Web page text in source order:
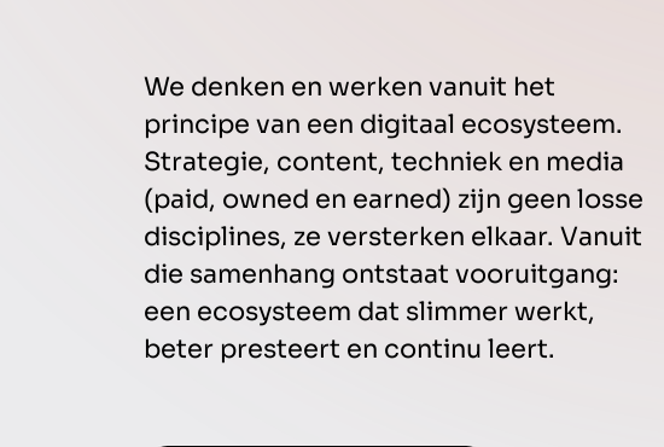
We denken en werken vanuit het
principe van een digitaal ecosysteem.
Strategie, content, techniek en media
(paid, owned en earned) zijn geen losse
disciplines, ze versterken elkaar. Vanuit
die samenhang ontstaat vooruitgang:
een ecosysteem dat slimmer werkt,
beter presteert en continu leert.